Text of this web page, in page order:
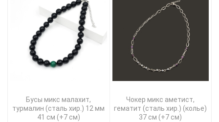
Бусы микс малахит,
турмалин (сталь хир.) 12 мм
41 см (+7 см)
Чокер микс аметист,
гематит (сталь хир.) (колье)
37 см (+7 см)